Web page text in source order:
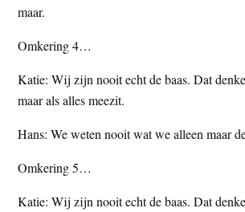
maar.
Omkering 4…
Katie: Wij zijn nooit echt de baas. Dat
maar als alles meezit.
Hans: We weten nooit wat we alleen maar
Omkering 5…
Katie: Wij zijn nooit echt de baas. Dat